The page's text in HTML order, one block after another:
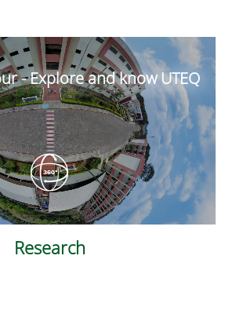
- Explore and know UTEQ
Research